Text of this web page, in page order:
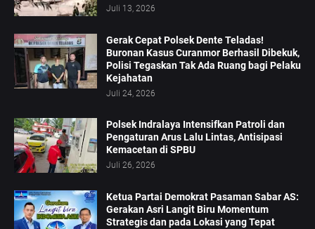
Juli 13, 2026
Gerak Cepat Polsek Dente Teladas!
Buronan Kasus Curanmor Berhasil Dibekuk,
Polisi Tegaskan Tak Ada Ruang bagi Pelaku
Kejahatan
Juli 24, 2026
Polsek Indralaya Intensifkan Patroli dan
Pengaturan Arus Lalu Lintas, Antisipasi
Kemacetan di SPBU
Juli 26, 2026
Ketua Partai Demokrat Pasaman Sabar AS:
Gerakan Asri Langit Biru Momentum
Strategis dan pada Lokasi yang Tepat